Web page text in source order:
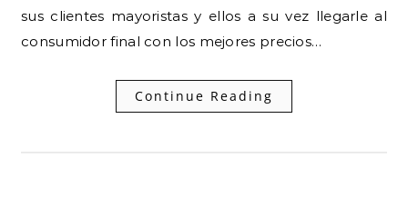
sus clientes mayoristas y ellos a su vez llegarle al
consumidor final con los mejores precios…
Continue Reading